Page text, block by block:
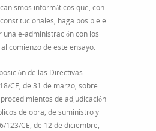
informáticos que, con
haga posible el
una e-administración con los
comienzo de este ensayo.
de las Directivas
CE, de 31 de marzo, sobre
de adjudicación
de obra, de suministro y
123/CE, de 12 de diciembre,